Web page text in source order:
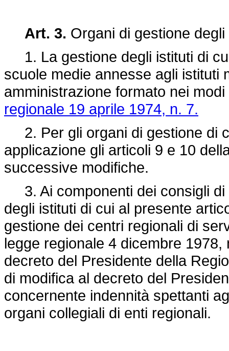
Art. 3. Organi di gestione
1. La gestione degli istituti di
scuole medie annesse agli istituti
amministrazione formato nei
regionale 19 aprile 1974, n. 7.
2. Per gli organi di gestione di
applicazione gli articoli 9 e 10
successive modifiche.
3. Ai componenti dei consigli di
degli istituti di cui al presente
gestione dei centri regionali di
legge regionale 4 dicembre
decreto del Presidente della
di modifica al decreto del
concernente indennità spettanti
organi collegiali di enti regionali.